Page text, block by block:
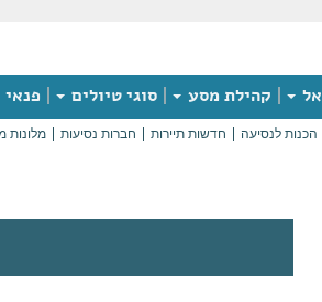
קהילת מסע סוגי טיולים פנאי
הכנות לנסיעה חדשות תיירות חברות נסיעות מלונות